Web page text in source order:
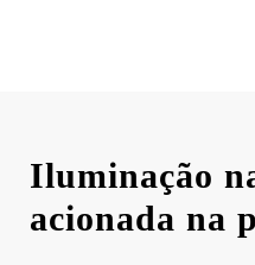
Iluminação
acionada na